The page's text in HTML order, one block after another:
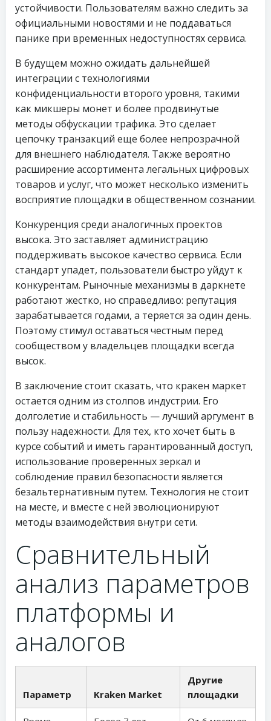
устойчивости. Пользователям важно следить за
официальными новостями и не поддаваться
панике при временных недоступностях сервиса.
В будущем можно ожидать дальнейшей
интеграции с технологиями
конфиденциальности второго уровня, такими
как микшеры монет и более продвинутые
методы обфускации трафика. Это сделает
цепочку транзакций еще более непрозрачной
для внешнего наблюдателя. Также вероятно
расширение ассортимента легальных цифровых
товаров и услуг, что может несколько изменить
восприятие площадки в общественном сознании.
Конкуренция среди аналогичных проектов
высока. Это заставляет администрацию
поддерживать высокое качество сервиса. Если
стандарт упадет, пользователи быстро уйдут к
конкурентам. Рыночные механизмы в даркнете
работают жестко, но справедливо: репутация
зарабатывается годами, а теряется за один день.
Поэтому стимул оставаться честным перед
сообществом у владельцев площадки всегда
высок.
В заключение стоит сказать, что кракен маркет
остается одним из столпов индустрии. Его
долголетие и стабильность — лучший аргумент в
пользу надежности. Для тех, кто хочет быть в
курсе событий и иметь гарантированный доступ,
использование проверенных зеркал и
соблюдение правил безопасности является
безальтернативным путем. Технология не стоит
на месте, и вместе с ней эволюционируют
методы взаимодействия внутри сети.
Сравнительный
анализ параметров
платформы и
аналогов
Параметр Kraken Market
Другие
площадки